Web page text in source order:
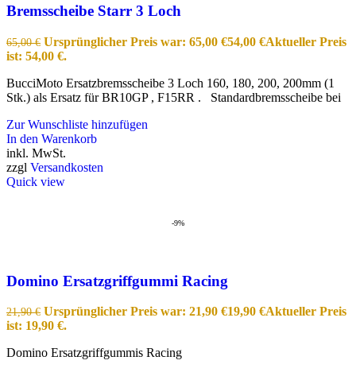
Bremsscheibe Starr 3 Loch
65,00€ Ursprünglicher Preis war: 65,00 €54,00 €Aktueller Preis
ist: 54,00 €.
BucciMoto Ersatzbremsscheibe 3 Loch 160, 180, 200, 200mm (1
Stk.) als Ersatz für BR10GP , F15RR . Standardbremsscheibe bei
Zur Wunschliste hinzufügen
In den Warenkorb
inkl. MwSt.
zzgl Versandkosten
Quick view
-9%
Domino Ersatzgriffgummi Racing
21,90€ Ursprünglicher Preis war: 21,90 €19,90 €Aktueller Preis
ist: 19,90 €.
Domino Ersatzgriffgummis Racing